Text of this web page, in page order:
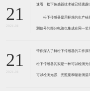
带有应变片的弹性体组成。弹性体
21
2021-01
速看！松下传感器技术被已经透露
松下传感器是用标准的生产硅
测信号的部分电路也集成在同一
器是利用相应材料的浆料，涂覆在
21
2021-01
带你深入了解松下传感器的工作原
松下传感器其实是一种可以检测
可以检测光强、光照度和辐射测